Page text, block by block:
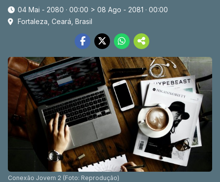
04 Mai - 2080 · 00:00 > 08 Ago - 2081 · 00:00
Fortaleza, Ceará, Brasil
Conexão Jovem 2 (Foto: Reprodução)